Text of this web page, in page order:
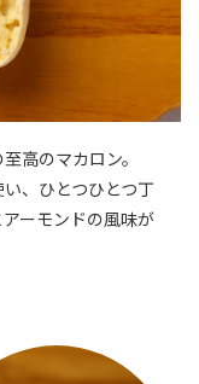
高のマカロン。
、ひとつひとつ丁
ーモンドの風味が